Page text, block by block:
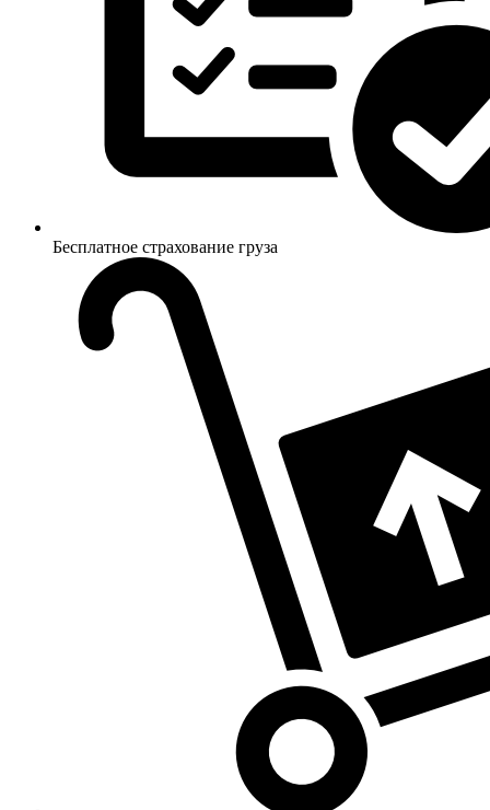
Бесплатное страхование груза